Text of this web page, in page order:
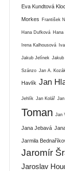
Eva Kundtová
Morkes František
Hana Dufková Hana
Irena Kalhousová
Jakub Jelínek Jakub
Szánzo Jan A. Kozák
Havlík Jan
Jehlík Jan Kolář
Toman
Jan
Jana Jebavá
Jarmila
Jaromír
Jaroslav